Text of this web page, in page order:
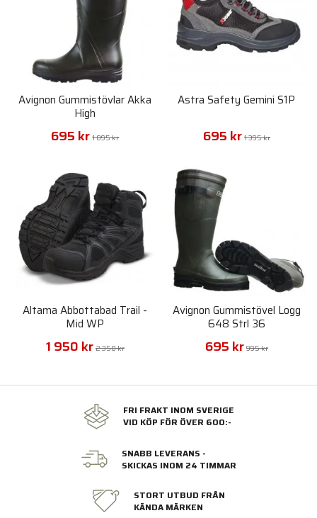
Avignon Gummistövlar Akka
High
695 kr 1 095 kr
Astra Safety Gemini S1P
695 kr 1 395 kr
Altama Abbottabad Trail -
Mid WP
1 950 kr 2 350 kr
Avignon Gummistövel Logg
648 Strl 36
695 kr 995 kr
FRI FRAKT INOM SVERIGE
VID KÖP FÖR ÖVER 600:-
SNABB LEVERANS -
SKICKAS INOM 24 TIMMAR
STORT UTBUD FRÅN
KÄNDA MÄRKEN